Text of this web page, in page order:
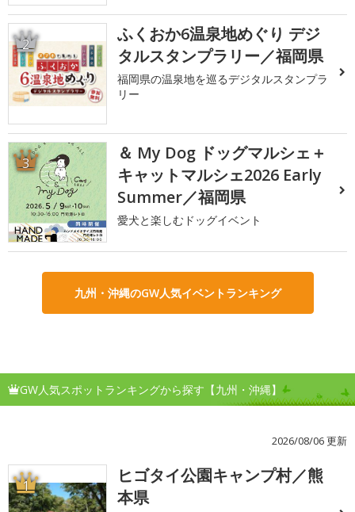
2
ふくおか6温泉地めぐり デジ
タルスタンプラリー／福岡県
福岡県の温泉地を巡るデジタルスタンプラ
リー
3
＆ My Dog ドッグマルシェ＋
キャットマルシェ2026 Early
Summer／福岡県
愛犬と楽しむドッグイベント
九州・沖縄のGW人気イベントランキング
GW人気スポットランキングから探す【九州・沖縄】
2026/08/06 更新
1
ヒゴタイ公園キャンプ村／熊
本県